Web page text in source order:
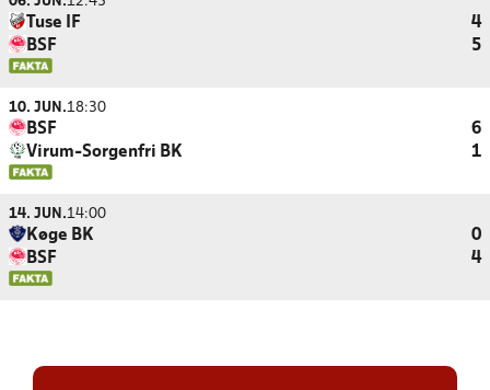
Tuse IF
4
BSF
5
10. JUN.18:30
BSF
6
Virum-Sorgenfri BK
1
14. JUN.14:00
Køge BK
0
BSF
4